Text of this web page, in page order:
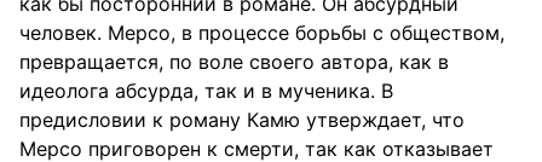
человек. Мерсо, в процессе борьбы с обществом,
превращается, по воле своего автора, как в
идеолога абсурда, так и в мученика. В
предисловии к роману Камю утверждает, что
Мерсо приговорен к смерти, так как отказывает